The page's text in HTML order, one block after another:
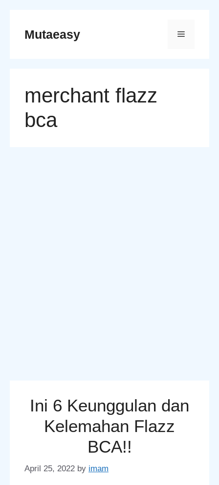
contentMutaeasy Menu
merchant flazz
bca
Ini 6 Keunggulan dan
Kelemahan Flazz
BCA!!
April 25, 2022 by imam